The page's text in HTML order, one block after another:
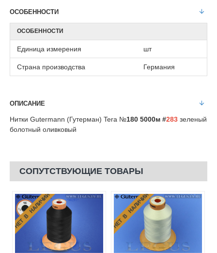
ОСОБЕННОСТИ
ОСОБЕННОСТИ
Единица измерения шт
Страна производства Германия
ОПИСАНИЕ
Нитки Gutermann (Гутерман) Tera №180 5000м #283 зеленый
болотный оливковый
СОПУТСТВУЮЩИЕ ТОВАРЫ
НЕТ В НАЛИЧИИ НЕТ В НАЛИЧИИ